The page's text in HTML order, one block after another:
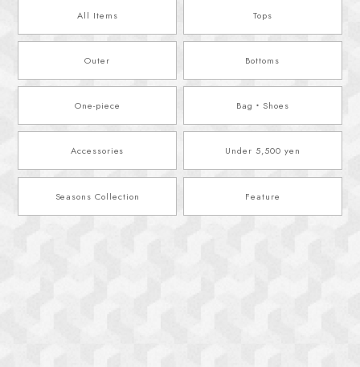
All Items Tops
Outer Bottoms
One-piece Bag・Shoes
Accessories Under 5,500 yen
Seasons Collection Feature